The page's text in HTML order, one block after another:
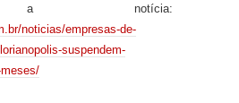
notícia:
noticias/empresas-de-
suspendem-